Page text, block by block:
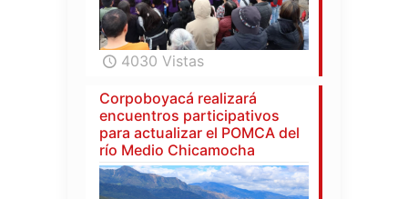
4030 Vistas
Corpoboyacá realizará
encuentros participativos
para actualizar el POMCA del
río Medio Chicamocha